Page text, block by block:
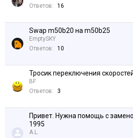
Ответов:
16
Swap m50b20 на m50b25
EmptySKY
Ответов:
10
Тросик переключения
BF
Ответов:
3
Привет. Нужна помощь с
1995
A.L.